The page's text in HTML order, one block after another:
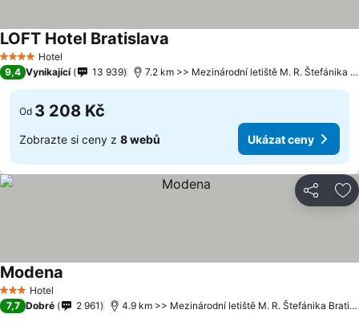
4 Počet hvězdiček
Hotel
LOFT Hotel Bratislava
9,4 Vynikající 13 939 7.2 km >> Mezinárodní letiště M. R. Štefánika Bratislava
Od 3 208 Kč
Zobrazte si ceny z 8 webů Ukázat ceny
Sdílet
3 Počet hvězdiček
Hotel
Modena
7,7 Dobré 2 961 4.9 km >> Mezinárodní letiště M. R. Štefánika Bratislava